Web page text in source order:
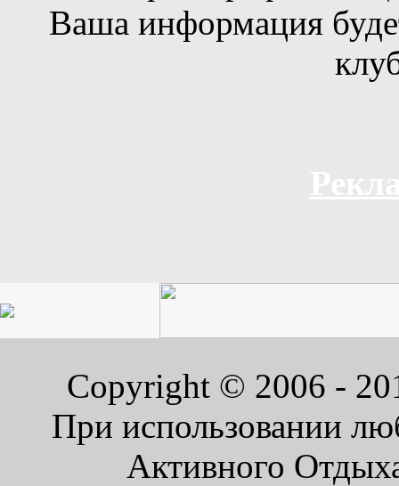
Ваша информация
Copyright © 2006 -
При использовании
Активного